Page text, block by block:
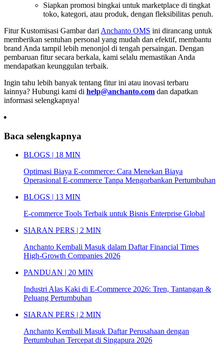
Siapkan promosi bingkai untuk marketplace di tingkat
toko, kategori, atau produk, dengan fleksibilitas penuh.
Fitur Kustomisasi Gambar dari Anchanto OMS ini dirancang untuk
memberikan sentuhan personal yang mudah dan efektif, membantu
brand Anda tampil lebih menonjol di tengah persaingan. Dengan
pembaruan fitur secara berkala, kami selalu memastikan Anda
mendapatkan keunggulan terbaik.
Ingin tahu lebih banyak tentang fitur ini atau inovasi terbaru
lainnya? Hubungi kami di help@anchanto.com dan dapatkan
informasi selengkapnya!
Baca selengkapnya
BLOGS | 18 MIN
Optimasi Biaya E-commerce: Cara Menekan Biaya
Operasional E-commerce Tanpa Mengorbankan Pertumbuhan
BLOGS | 13 MIN
E-commerce Tools Terbaik untuk Bisnis Enterprise Global
SIARAN PERS | 2 MIN
Anchanto Kembali Masuk dalam Daftar Financial Times
High-Growth Companies 2026
PANDUAN | 20 MIN
Industri Alas Kaki di E-Commerce 2026: Tren, Tantangan &
Peluang Pertumbuhan
SIARAN PERS | 2 MIN
Anchanto Kembali Masuk Daftar Perusahaan dengan
Pertumbuhan Tercepat di Singapura 2026